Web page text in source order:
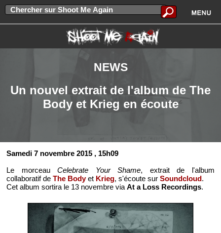
NEWS
Un nouvel extrait de l'album de The
Body et Krieg en écoute
Samedi 7 novembre 2015 , 15h09
Le morceauCelebrate Your Shame, extrait de l'album
collaboratif deThe Bodyet Krieg, s'écoute surSoundcloud.
Cet album sortira le 13 novembre viaAt a Loss Recordings.